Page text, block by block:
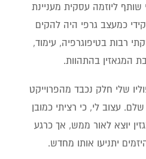
שותף ליוזמה עסקית מעניינת
כמעצב גרפי היה להקים
רבות בטיפוגרפיה, עימוד,
המגאזין בהתהוות.
שלי חלק נכבד מהפרוייקט
עצוב לי, כי רציתי כמובן
יוצא לאור ממש, אך כרגע
יתניעו אותו מחדש.